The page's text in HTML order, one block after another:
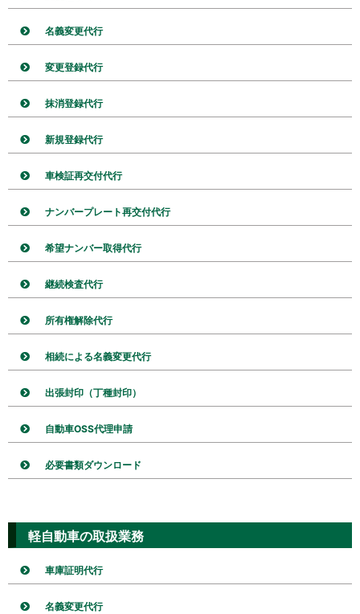
名義変更代行
変更登録代行
抹消登録代行
新規登録代行
車検証再交付代行
ナンバープレート再交付代行
希望ナンバー取得代行
継続検査代行
所有権解除代行
相続による名義変更代行
出張封印（丁種封印）
自動車OSS代理申請
必要書類ダウンロード
軽自動車の取扱業務
車庫証明代行
名義変更代行